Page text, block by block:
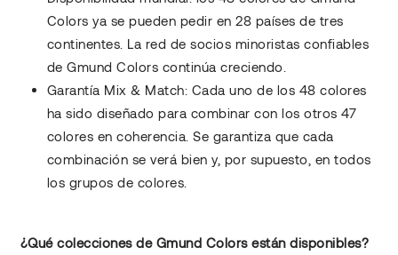
Colors ya se pueden pedir en 28 países de tres
continentes. La red de socios minoristas confiables
de Gmund Colors continúa creciendo.
Garantía Mix & Match: Cada uno de los 48 colores
ha sido diseñado para combinar con los otros 47
colores en coherencia. Se garantiza que cada
combinación se verá bien y, por supuesto, en todos
los grupos de colores.
¿Qué colecciones de Gmund Colors están disponibles?